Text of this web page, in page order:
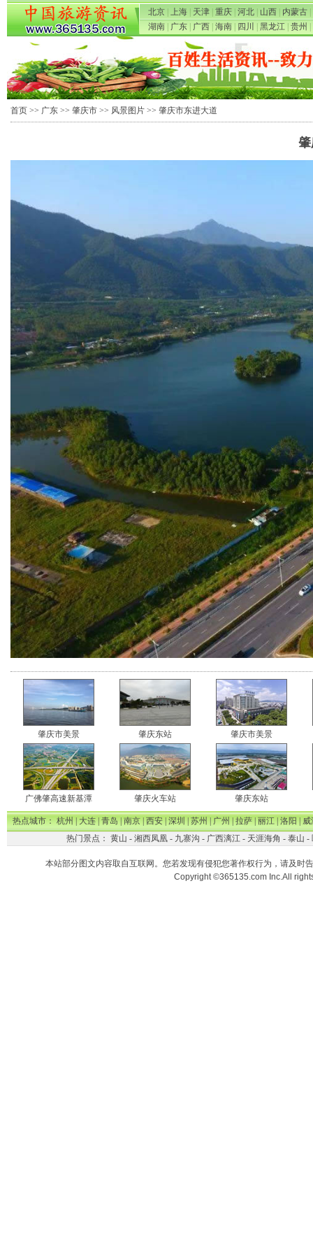
北京 上海 天津 重庆 河北 山西 内蒙古
湖南
广东 广西 海南 四川 黑龙江 贵州
首页 >> 广东 >> 肇庆市 >> 风景图片 >> 肇庆市东进大道
肇庆市美景 肇庆东站 肇庆市美景
广佛肇高速新基潭 肇庆火车站 肇庆东站
热点城市：杭州|大连|青岛|南京|西安|深圳|苏州|广州|拉萨|丽江|洛阳|威
热门景点： 黄山 - 湘西凤凰- 九寨沟 - 广西漓江- 天涯海角 - 泰山 -
本站部分图文内容取自互联网。您若发现有侵犯您著作权行为，请及时
Copyright ©365135.com Inc.All